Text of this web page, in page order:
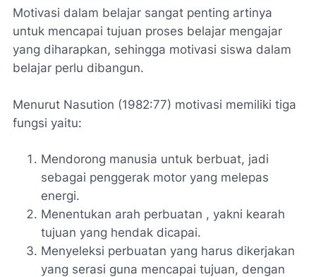
Motivasi dalam belajar sangat penting artinya
untuk mencapai tujuan proses belajar mengajar
yang diharapkan, sehingga motivasi siswa dalam
belajar perlu dibangun.
Menurut Nasution (1982:77) motivasi memiliki tiga
fungsi yaitu:
Mendorong manusia untuk berbuat, jadi
sebagai penggerak motor yang melepas
energi.
Menentukan arah perbuatan , yakni kearah
tujuan yang hendak dicapai.
Menyeleksi perbuatan yang harus dikerjakan
yang serasi guna mencapai tujuan, dengan